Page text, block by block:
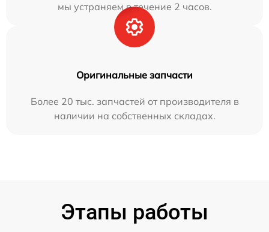
мы устраняем в течение 2 часов.
Оригинальные запчасти
Более 20 тыс. запчастей от производителя в
наличии на собственных складах.
Этапы работы